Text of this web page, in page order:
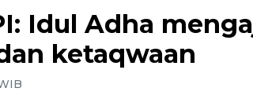
Idul Adha
ketaqwaan